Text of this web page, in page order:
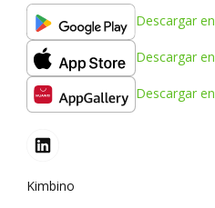
Descargar en
Descargar en
Descargar en
Kimbino